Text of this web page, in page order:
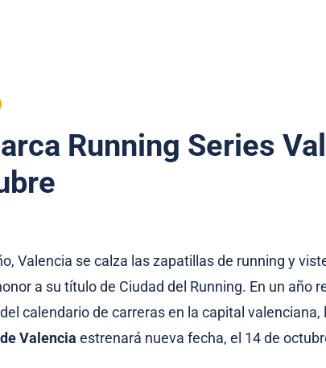
Running Series
Valencia se calza las zapatillas de running y
a su título de Ciudad del Running. En un año
calendario de carreras en la capital valenciana,
Valencia estrenará nueva fecha, el 14 de